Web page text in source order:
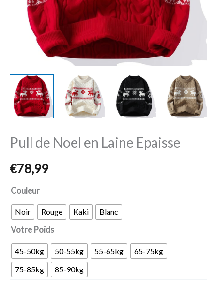
Pull de Noel en Laine Epaisse
€78,99
Couleur
Noir Rouge Kaki Blanc
Votre Poids
45-50kg 50-55kg 55-65kg
65-75kg
75-85kg
85-90kg